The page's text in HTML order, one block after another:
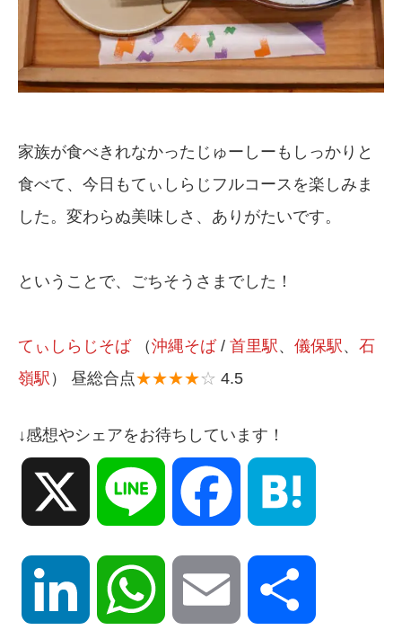
家族が食べきれなかったじゅーしーもしっかりと
食べて、今日もてぃしらじフルコースを楽しみま
した。変わらぬ美味しさ、ありがたいです。
ということで、ごちそうさまでした！
てぃしらじそば（沖縄そば/ 首里駅、 儀保駅、 石
嶺駅 ） 昼総合点★★★★☆ 4.5
↓感想やシェアをお待ちしています！
Line Facebook
LinkedIn WhatsApp Email